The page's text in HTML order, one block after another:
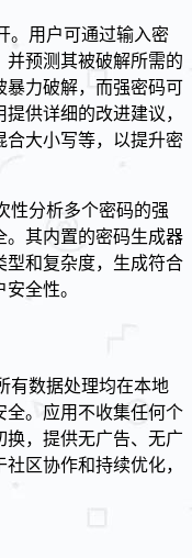
。用户可通过输入密
预测其被破解所需的
暴力破解，而强密码可
供详细的改进建议，
大小写等，以提升密
性分析多个密码的强
。其内置的密码生成器
型和复杂度，生成符合
全性。
有数据处理均在本地
全。应用不收集任何个
换，提供无广告、无广
区协作和持续优化，